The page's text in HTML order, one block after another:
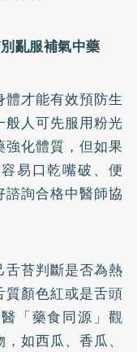
亂服補氣中藥
體才能有效預防生
人可先服用粉光
化體質，但如果
易口乾嘴破、便
詢合格中醫師協
舌苔判斷是否為熱
顏色紅或是舌頭
「藥食同源」觀
如西瓜、香瓜、